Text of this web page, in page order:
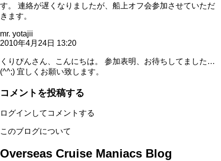
す。 連絡が遅くなりましたが、船上オフ会参加させていただ
きます。
mr. yotajii
2010年4月24日 13:20
くりぴんさん、こんにちは。 参加表明、お待ちしてました…
(^^;) 宜しくお願い致します。
コメントを投稿する
ログインしてコメントする
このブログについて
Overseas Cruise Maniacs Blog